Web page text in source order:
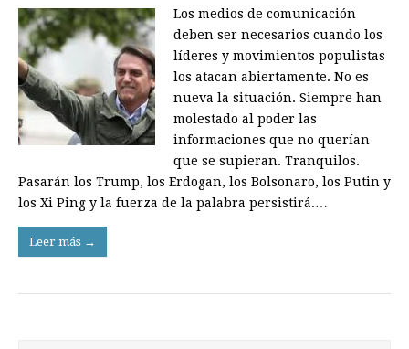
Los medios de comunicación
deben ser necesarios cuando los
líderes y movimientos populistas
los atacan abiertamente. No es
nueva la situación. Siempre han
molestado al poder las
informaciones que no querían
que se supieran. Tranquilos.
Pasarán los Trump, los Erdogan, los Bolsonaro, los Putin y
los Xi Ping y la fuerza de la palabra persistirá.…
Leer más →